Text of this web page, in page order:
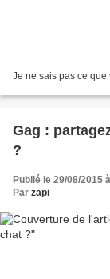
Je ne sais pas ce
Gag :
?
Publié le 29/08/2015
Par zapi